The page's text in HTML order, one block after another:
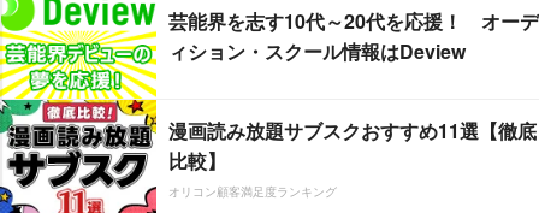
芸能界を志す10代～20代を応援！ オーデ
ィション・スクール情報はDeview
漫画読み放題サブスクおすすめ11選【徹底
比較】
オリコン顧客満足度ランキング